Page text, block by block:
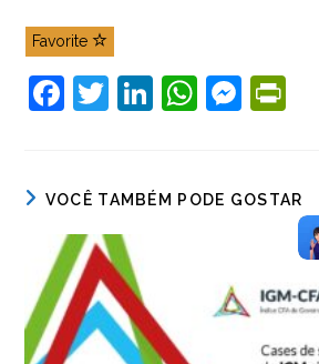
Favorite
F
e
b
o
o
k
T
er
Li
e
W
s
p
M
e
er
ri
e
n
dl
y
VOCÊ TAMBÉM PODE GOSTAR